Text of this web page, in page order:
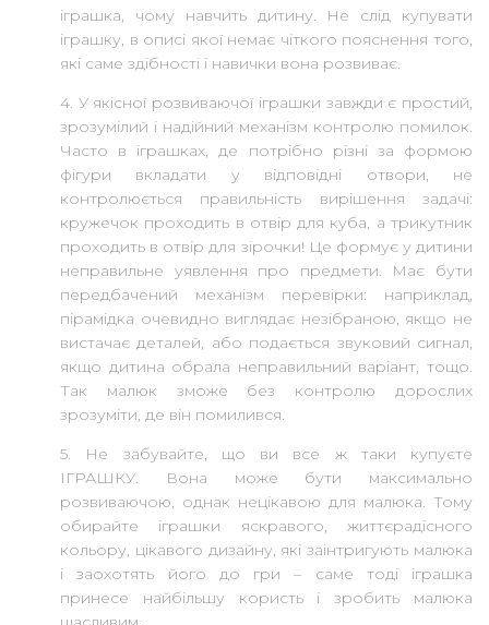
іграшка, чому навчить дитину. Не слід купувати
іграшку, в описі якої немає чіткого пояснення того,
які саме здібності і навички вона розвиває.
4. У якісної розвиваючої іграшки завжди є простий,
зрозумілий і надійний механізм контролю помилок.
Часто в іграшках, де потрібно різні за формою
фігури вкладати у відповідні отвори, не
контролюється правильність вирішення задачі:
кружечок проходить в отвір для куба, а трикутник
проходить в отвір для зірочки! Це формує у дитини
неправильне уявлення про предмети. Має бути
передбачений механізм перевірки: наприклад,
пірамідка очевидно виглядає незібраною, якщо не
вистачає деталей, або подається звуковий сигнал,
якщо дитина обрала неправильний варіант, тощо.
Так малюк зможе без контролю дорослих
зрозуміти, де він помилився.
5. Не забувайте, що ви все ж таки купуєте
ІГРАШКУ. Вона може бути максимально
розвиваючою, однак нецікавою для малюка. Тому
обирайте іграшки яскравого, життєрадісного
кольору, цікавого дизайну, які заінтригують малюка
і заохотять його до гри – саме тоді іграшка
принесе найбільшу користь і зробить малюка